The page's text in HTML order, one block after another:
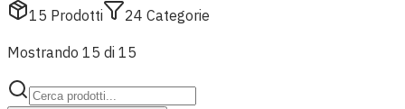
15 Prodotti 24 Categorie
Mostrando 15 di 15